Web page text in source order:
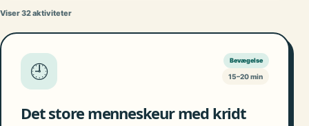
Viser 32 aktiviteter
🕘
Bevægelse
15–20 min
Det store menneskeur med kridt